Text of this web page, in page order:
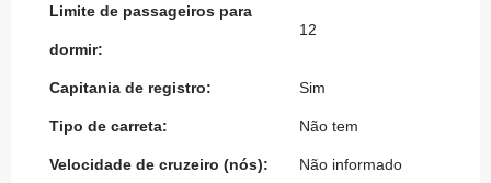
Limite de passageiros para
dormir:
12
Capitania de registro: Sim
Tipo de carreta: Não tem
Velocidade de cruzeiro (nós): Não informado